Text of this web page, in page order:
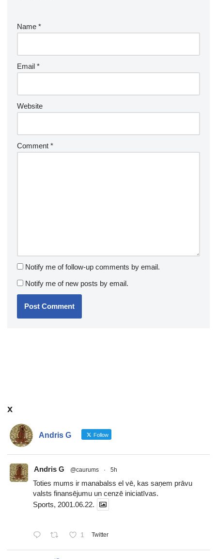
Name *
Email *
Website
Comment *
Notify me of follow-up comments by email.
Notify me of new posts by email.
x
Andris G Follow
Andris G @caurums · 5h
Toties mums ir manabalss el vē, kas saņem prāvu
valsts finansējumu un cenzē iniciatīvas.
Sports, 2001.06.22.
1 Twitter